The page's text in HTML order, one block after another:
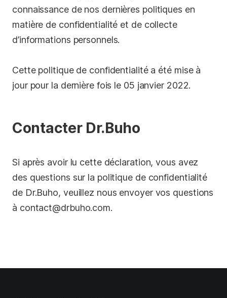
connaissance de nos dernières politiques en
matière de confidentialité et de collecte
d’informations personnels.
Cette politique de confidentialité a été mise à
jour pour la dernière fois le 05 janvier 2022.
Contacter Dr.Buho
Si après avoir lu cette déclaration, vous avez
des questions sur la politique de confidentialité
de Dr.Buho, veuillez nous envoyer vos questions
à contact@drbuho.com.